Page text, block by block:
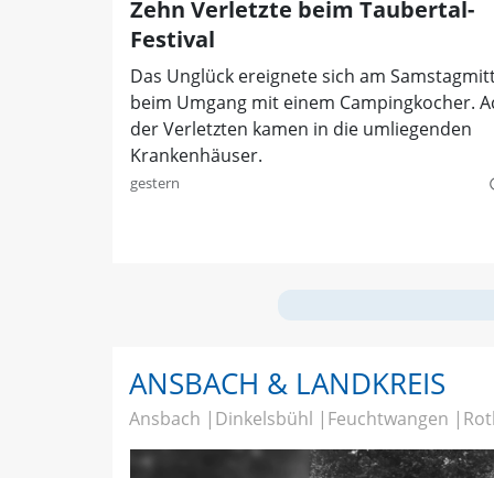
Zehn Verletzte beim Taubertal-
Festival
Das Unglück ereignete sich am
beim Umgang mit einem Campingkocher.
der Verletzten kamen in die umliegenden
Krankenhäuser.
gestern
ANSBACH & LANDKREIS
Ansbach Dinkelsbühl Feuchtwangen